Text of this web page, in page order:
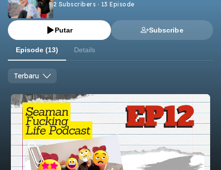
2 Subscribers · 13 Episode
Putar Subscribe
Episode (13) Details
Terbaru